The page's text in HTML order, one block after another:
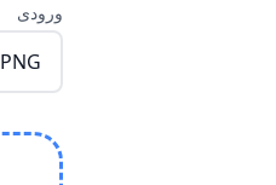
ورودی
PNG